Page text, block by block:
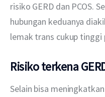
risiko GERD dan PCOS.
hubungan keduanya
lemak trans cukup tinggi
Risiko terkena
Selain bisa